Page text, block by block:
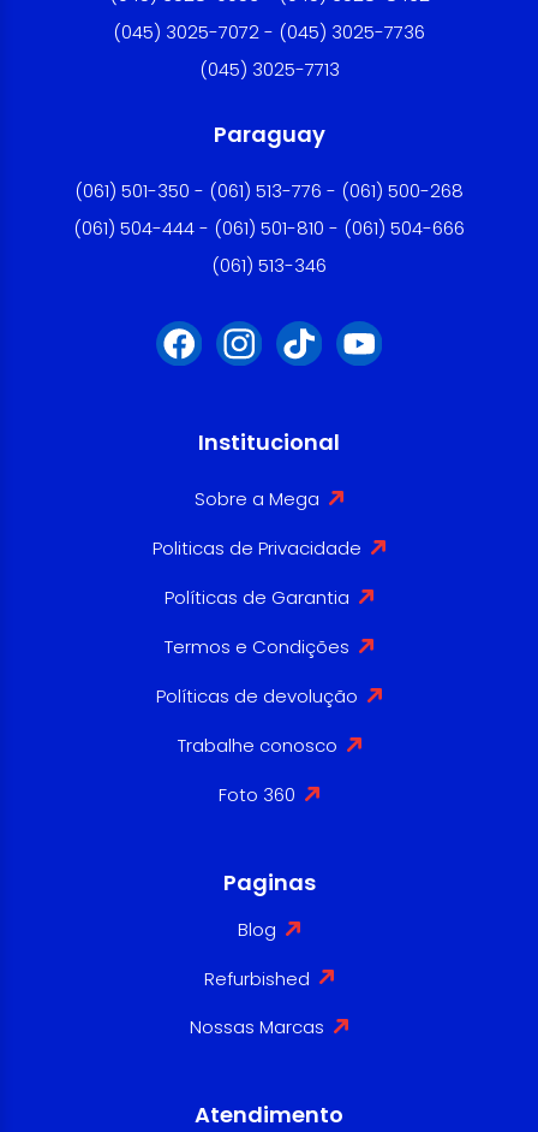
(045) 3025-7072 - (045) 3025-7736
(045) 3025-7713
Paraguay
(061) 501-350 - (061) 513-776 - (061) 500-268
(061) 504-444 - (061) 501-810 - (061) 504-666
(061) 513-346
Institucional
Sobre a Mega
Politicas de Privacidade
Políticas de Garantia
Termos e Condições
Políticas de devolução
Trabalhe conosco
Foto 360
Paginas
Blog
Refurbished
Nossas Marcas
Atendimento